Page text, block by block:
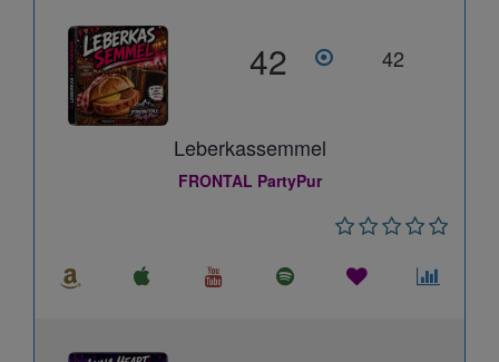
42 42
Leberkassemmel
FRONTAL PartyPur